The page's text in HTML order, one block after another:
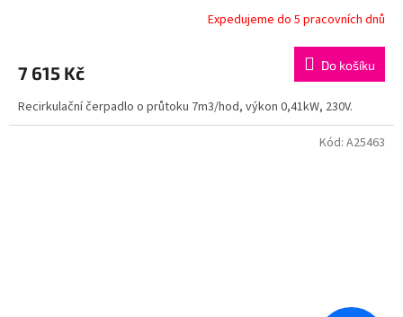
Expedujeme do 5 pracovních dnů
7 615 Kč Do košíku
Recirkulační čerpadlo o průtoku 7m3/hod, výkon 0,41kW, 230V.
Kód: A25463